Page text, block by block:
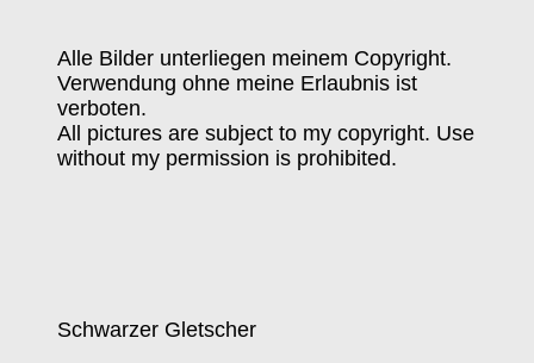
Alle Bilder unterliegen meinem Copyright.
Verwendung ohne meine Erlaubnis ist
verboten.
All pictures are subject to my copyright. Use
without my permission is prohibited.
Schwarzer Gletscher